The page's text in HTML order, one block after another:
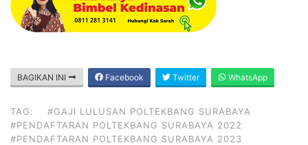
BAGIKAN INI Facebook Twitter WhatsApp
TAG:
#GAJI LULUSAN POLTEKBANG SURABAYA
#PENDAFTARAN POLTEKBANG SURABAYA 2022
#PENDAFTARAN POLTEKBANG SURABAYA 2023